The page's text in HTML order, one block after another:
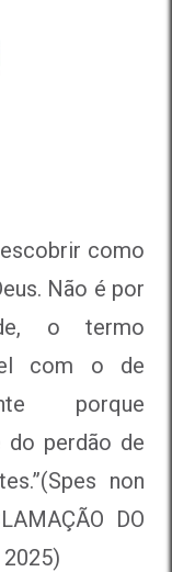
como
Não é por
o termo
com o de
porque
do perdão de
non
DO
2025)